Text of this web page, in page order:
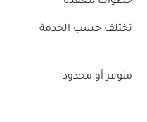
تختلف حسب الخدمة
متوفر أو محدود